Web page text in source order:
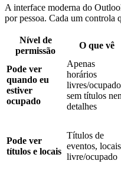
A interface moderna do
por pessoa. Cada um controla
Nível de
permissão
O que vê
Pode ver
quando eu
estiver
ocupado
Apenas
horários
livres/
sem títulos
detalhes
Pode ver
títulos e locais
Títulos de
eventos,
livre/ocupado